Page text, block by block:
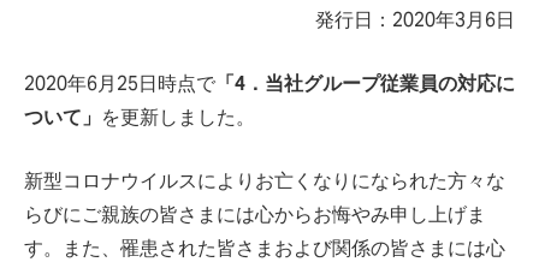
発行日：2020年3月6日
2020年6月25日時点で 「4．当社グループ従業員の対応に
ついて」 を更新しました。
新型コロナウイルスによりお亡くなりになられた方々な
らびにご親族の皆さまには心からお悔やみ申し上げま
す。また、罹患された皆さまおよび関係の皆さまには心